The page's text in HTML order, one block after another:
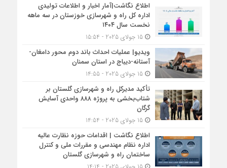
اطلاع نگاشت|آمار اخبار و اطلاعات تولیدی
اداره کل راه و شهرسازی خوزستان در سه ماهه
نخست سال ۱۴۰۴
15 جولای 2025 - 15:54
ویدیو| عملیات احداث باند دوم محور دامغان-
آستانه-دیباج در استان سمنان
15 جولای 2025 - 14:55
تأکید مدیرکل راه و شهرسازی گلستان بر
شتاب‌بخشی به پروژه ۸۸۸ واحدی آسایش
گرگان
15 جولای 2025 - 14:54
اطلاع نگاشت | اقدامات حوزه نظارت عالیه
اداره نظام مهندسی و مقررات ملی و کنترل
ساختمان راه و شهرسازی گلستان